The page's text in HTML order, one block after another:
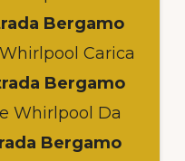
Bergamo
Carica
Bergamo
Whirlpool Da
Bergamo